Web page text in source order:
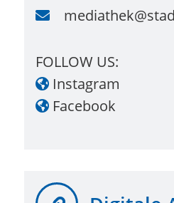
FOLLOW US:
Instagram
Facebook